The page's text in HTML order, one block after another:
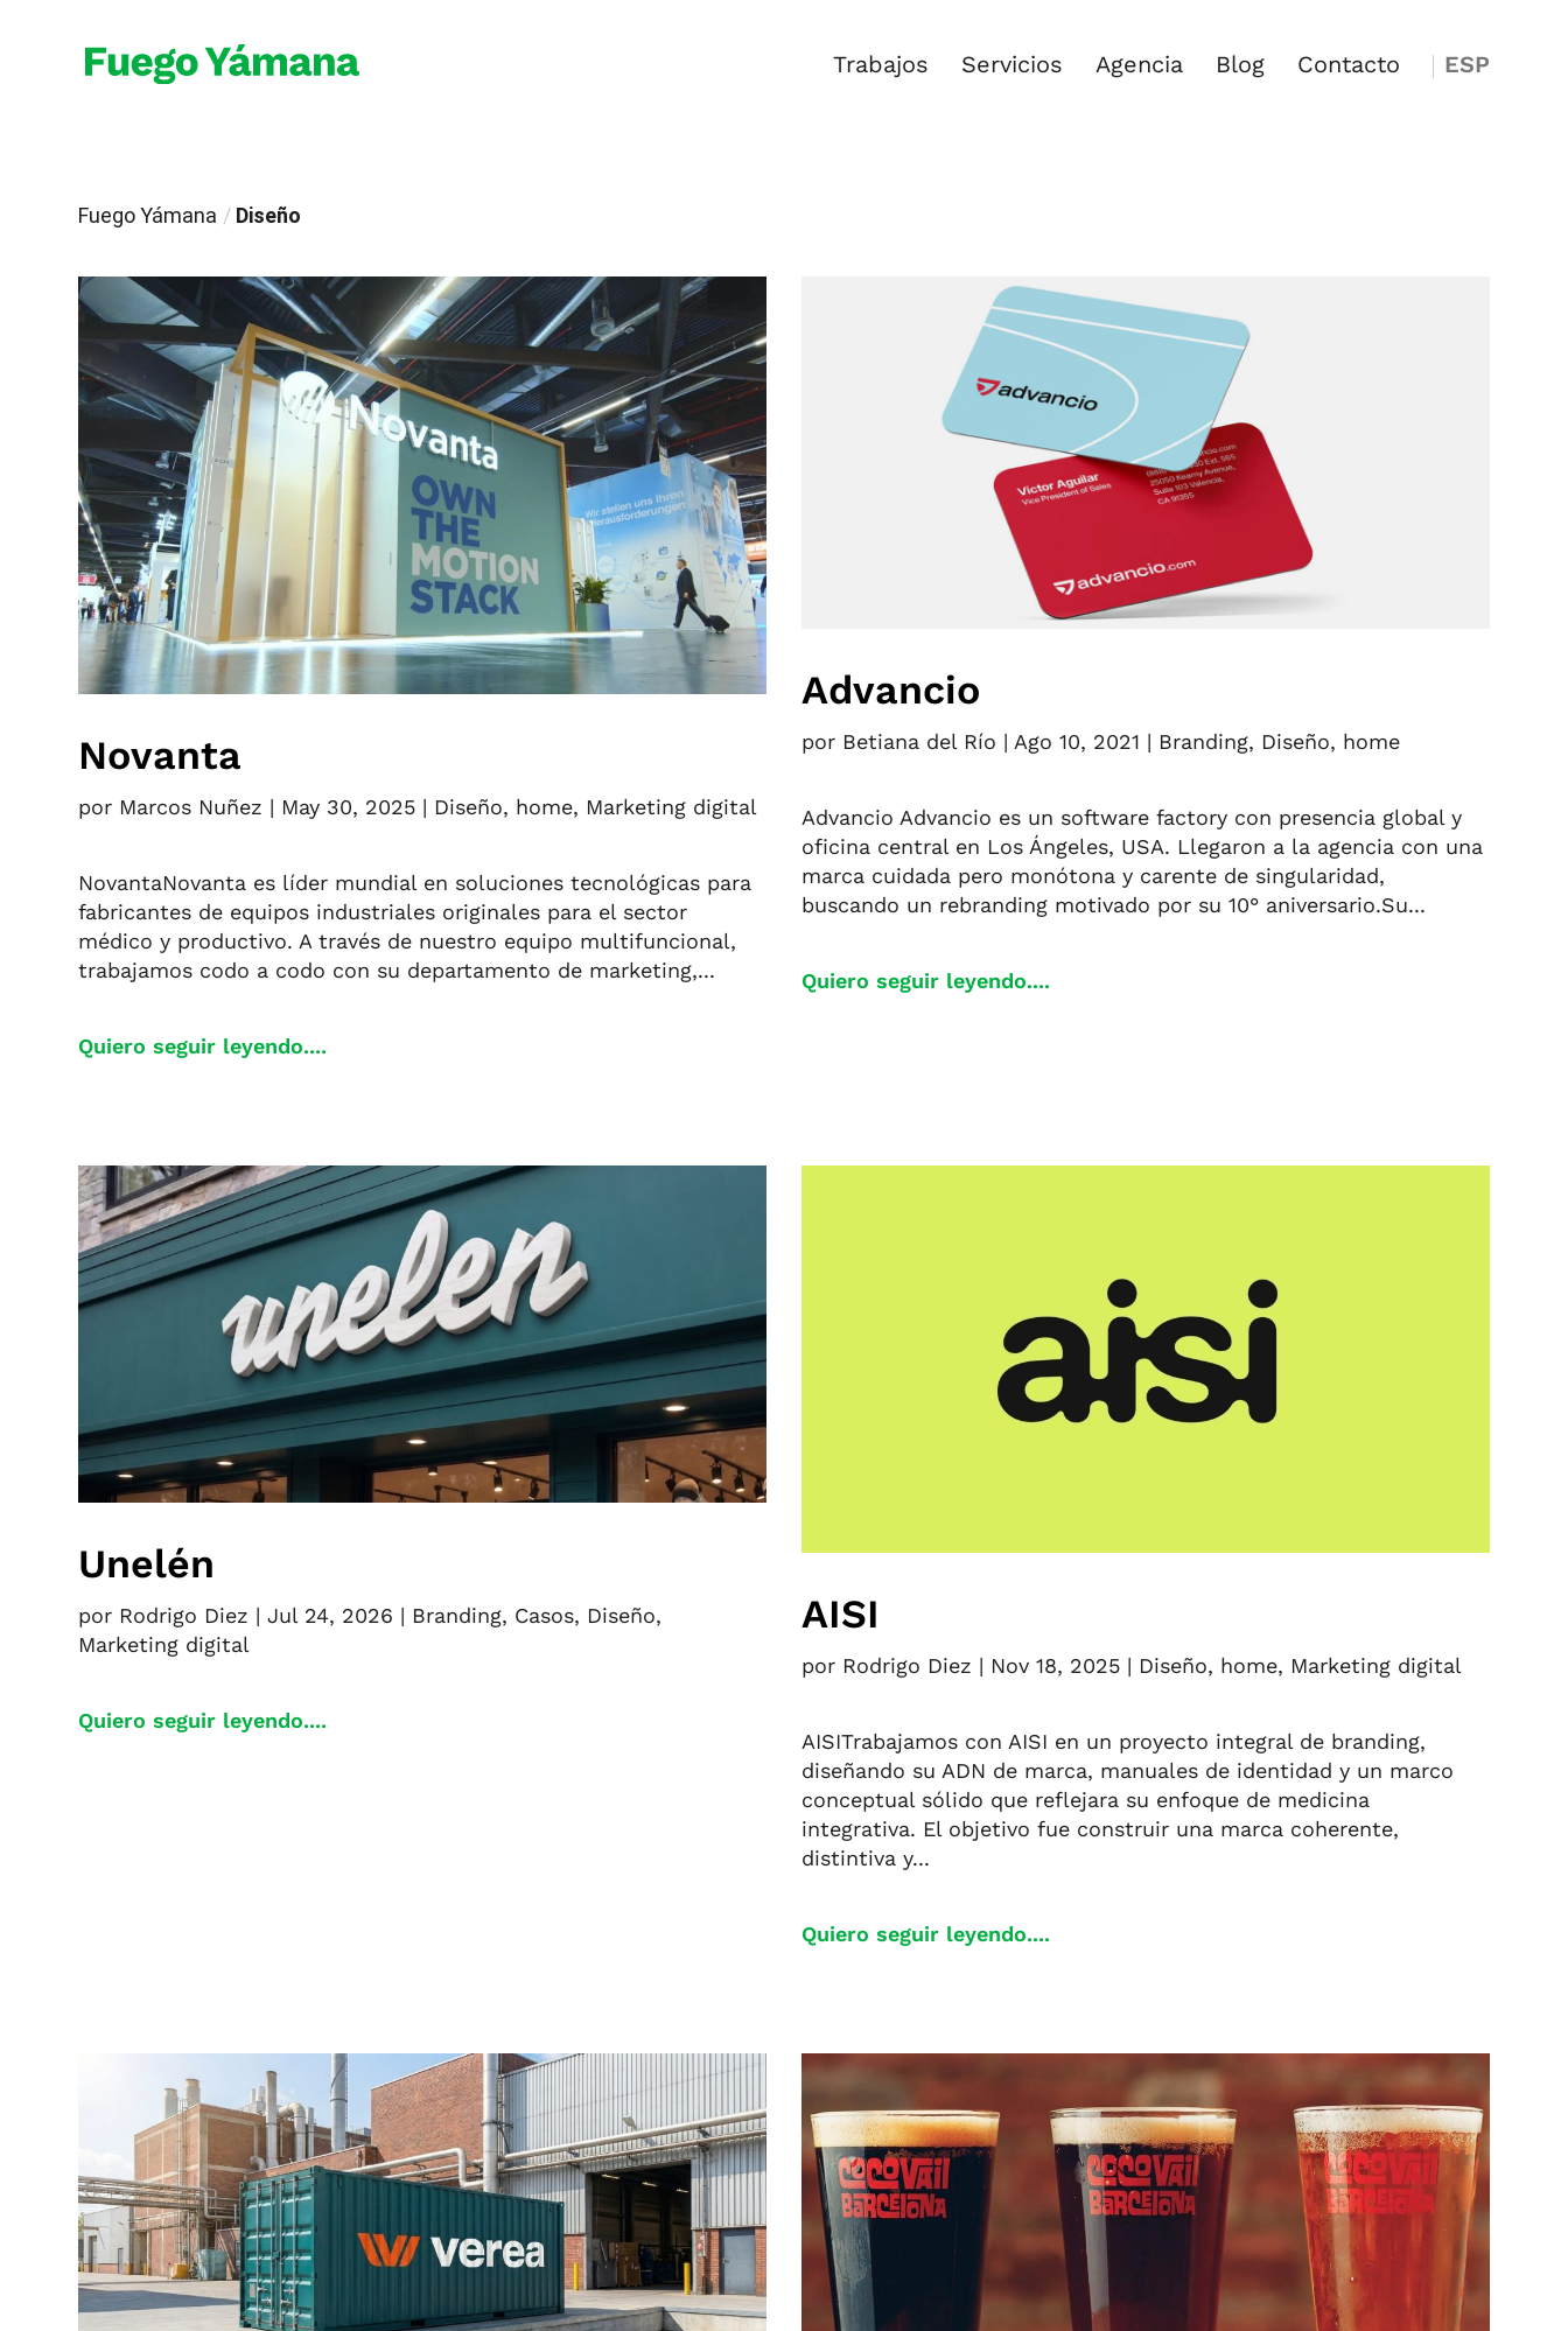
Trabajos Servicios Agencia Blog Contacto ESP
Fuego Yámana / Diseño
Novanta
por Marcos Nuñez | May 30, 2025 | Diseño, home, Marketing digital
NovantaNovanta es líder mundial en soluciones tecnológicas para
fabricantes de equipos industriales originales para el sector
médico y productivo. A través de nuestro equipo multifuncional,
trabajamos codo a codo con su departamento de marketing,...
Quiero seguir leyendo....
Advancio
por Betiana del Río | Ago 10, 2021 | Branding, Diseño, home
Advancio Advancio es un software factory con presencia global y
oficina central en Los Ángeles, USA. Llegaron a la agencia con una
marca cuidada pero monótona y carente de singularidad,
buscando un rebranding motivado por su 10° aniversario.Su...
Quiero seguir leyendo....
Unelén
por Rodrigo Diez |Jul 24, 2026 | Branding, Casos, Diseño,
Marketing digital
Quiero seguir leyendo....
AISI
por Rodrigo Diez | Nov 18, 2025 | Diseño, home, Marketing digital
AISITrabajamos con AISI en un proyecto integral de branding,
diseñando su ADN de marca, manuales de identidad y un marco
conceptual sólido que reflejara su enfoque de medicina
integrativa. El objetivo fue construir una marca coherente,
distintiva y...
Quiero seguir leyendo....